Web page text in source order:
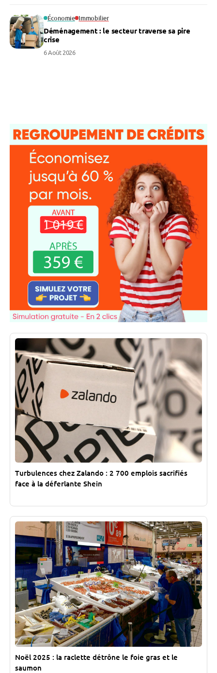
Économie Immobilier
Déménagement : le secteur traverse sa pire
crise
6 Août 2026
Turbulences chez Zalando : 2 700 emplois sacrifiés
face à la déferlante Shein
Noël 2025 : la raclette détrône le foie gras et le
saumon